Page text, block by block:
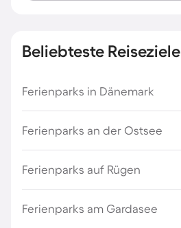
Beliebteste Reiseziele
Ferienparks in Dänemark
Ferienparks an der Ostsee
Ferienparks auf Rügen
Ferienparks am Gardasee